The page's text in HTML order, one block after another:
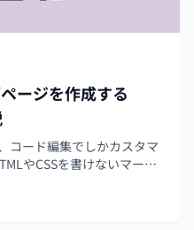
ージを作成する
コード編集でしかカスタマ
やCSSを書けないマーチ
ャントのために、複雑な